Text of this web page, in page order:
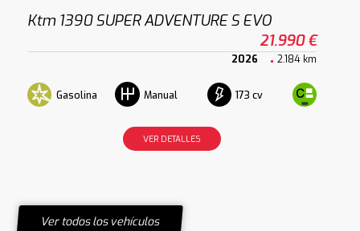
Ktm 1390 SUPER ADVENTURE S EVO
21.990 €
2026 2.184 km
Gasolina Manual 173 cv
VER DETALLES
Ver todos los vehículos